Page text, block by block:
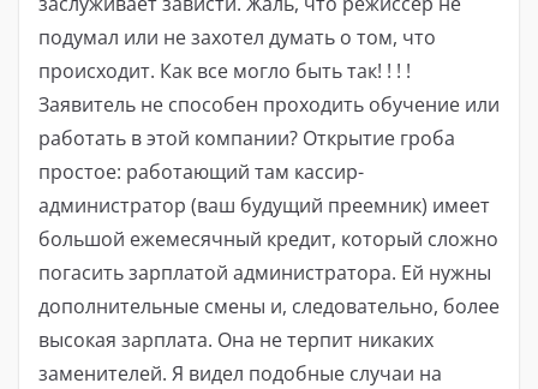
подумал или не захотел думать о том, что
происходит. Как все могло быть так! ! ! !
Заявитель не способен проходить обучение или
работать в этой компании? Открытие гроба
простое: работающий там кассир-
администратор (ваш будущий преемник) имеет
большой ежемесячный кредит, который сложно
погасить зарплатой администратора. Ей нужны
дополнительные смены и, следовательно, более
высокая зарплата. Она не терпит никаких
заменителей. Я видел подобные случаи на